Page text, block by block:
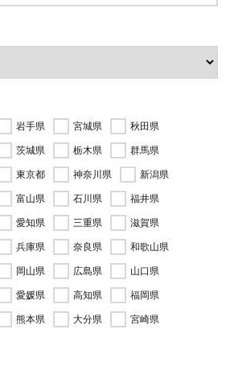
岩手県 宮城県
秋田県
茨城県 栃木県
群馬県
東京都 神奈川県
新潟県
富山県 石川県
福井県
愛知県 三重県
滋賀県
兵庫県 奈良県
和歌山県
岡山県 広島県
山口県
愛媛県 高知県
福岡県
熊本県 大分県
宮崎県